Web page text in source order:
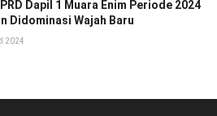
Dapil 1 Muara Enim Periode 2024
Didominasi Wajah Baru
2024